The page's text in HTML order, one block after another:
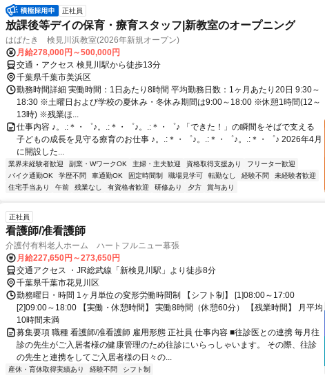
正社員
放課後等デイの保育・療育スタッフ|新教室のオープニング
はばたき 検見川浜教室(2026年新規オープン)
月給278,000円～500,000円
交通・アクセス 検見川駅から徒歩13分
千葉県千葉市美浜区
勤務時間詳細 実働時間：1日あたり8時間 平均勤務日数：1ヶ月あたり20日 9:30～
18:30 ※土曜日および学校の夏休み・冬休み期間は9:00～18:00 ※休憩1時間(12～
13時) ※残業ほ...
仕事内容 ♪。.:＊・゜♪。.:＊・゜♪。.:＊・゜♪ 「できた！」の瞬間をそばで支える
子どもの成長を見守る療育のお仕事 ♪。.:＊・゜♪。.:＊・゜♪。.:＊・゜♪ 2026年4月
に開設した...
業界未経験者歓迎 副業・WワークOK 主婦・主夫歓迎 資格取得支援あり
フリーター歓迎
バイク通勤OK
学歴不問 車通勤OK 固定時間制 職場見学可 転勤なし 経験不問
未経験者歓迎
住宅手当あり
午前 残業なし 有資格者歓迎 研修あり 夕方 賞与あり
正社員
看護師/准看護師
介護付有料老人ホーム ハートフルニュー幕張
月給227,650円～273,650円
交通アクセス ・JR総武線「新検見川駅」より徒歩8分
千葉県千葉市花見川区
勤務曜日・時間 1ヶ月単位の変形労働時間制 【シフト制】 [1]08:00～17:00
[2]09:00～18:00 【実働・休憩時間】 実働8時間（休憩60分） 【残業時間】 月平均
10時間未満
募集要項 職種 看護師/准看護師 雇用形態 正社員 仕事内容 ■往診医との連携 毎月往
診の先生がご入居者様の健康管理のため往診にいらっしゃいます。 その際、往診
の先生と連携をしてご入居者様の日々の...
産休・育休取得実績あり 経験不問 シフト制